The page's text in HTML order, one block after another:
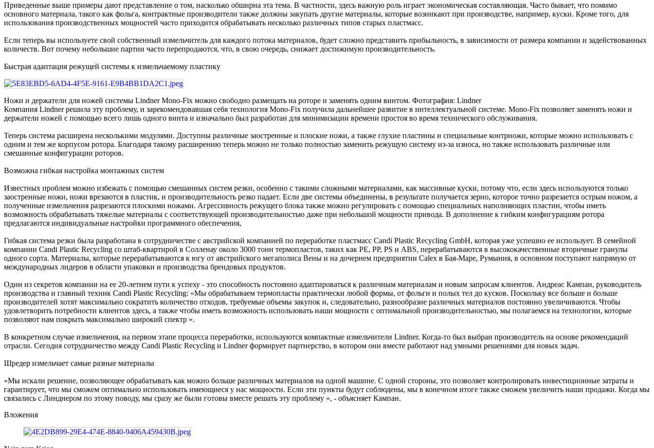
Приведенные выше примеры дают представление о том, насколько обширна эта тема. В частности, здесь важную роль играет экономическая составляющая. Часто бывает, что помимо
основного материала, такого как фольга, контрактные производители также должны закупать другие материалы, которые возникают при производстве, например, куски. Кроме того, для
использования производственных мощностей часто приходится обрабатывать несколько различных типов старых пластмасс.
Если теперь вы используете свой собственный измельчитель для каждого потока материалов, будет сложно представить прибыльность, в зависимости от размера компании и задействованных
количеств. Вот почему небольшие партии часто перепродаются, что, в свою очередь, снижает достижимую производительность.
Быстрая адаптация режущей системы к измельчаемому пластику
Ножи и держатели для ножей системы Lindner Mono-Fix можно свободно размещать на роторе и заменять одним винтом. Фотография: Lindner
Компания Lindner решила эту проблему, и зарекомендовавшая себя технология Mono-Fix получила дальнейшее развитие в интеллектуальной системе. Mono-Fix позволяет заменять ножи и
держатели ножей с помощью всего лишь одного винта и изначально был разработан для минимизации времени простоя во время технического обслуживания.
Теперь система расширена несколькими модулями. Доступны различные заостренные и плоские ножи, а также глухие пластины и специальные контрножи, которые можно использовать с
одним и тем же корпусом ротора. Благодаря такому расширению теперь можно не только полностью заменить режущую систему из-за износа, но также использовать различные или
смешанные конфигурации роторов.
Возможна гибкая настройка монтажных систем
Известных проблем можно избежать с помощью смешанных систем резки, особенно с такими сложными материалами, как массивные куски, потому что, если здесь используются только
заостренные ножи, ножи врезаются в пластик, и производительность резко падает. Если две системы объединены, в результате получается зерно, которое точно разрезается острым ножом, а
полученные измельчения разрезаются плоскими ножами. Агрессивность режущего блока также можно регулировать с помощью специальных наполняющих пластин, чтобы иметь
возможность обрабатывать тяжелые материалы с соответствующей производительностью даже при небольшой мощности привода. В дополнение к гибким конфигурациям ротора
предлагаются индивидуальные настройки программного обеспечения,
Гибкая система резки была разработана в сотрудничестве с австрийской компанией по переработке пластмасс Candi Plastic Recycling GmbH, которая уже успешно ее использует. В семейной
компании Candi Plastic Recycling со штаб-квартирой в Солленау около 3000 тонн термопластов, таких как PE, PP, PS и ABS, перерабатываются в высококачественные вторичные гранулы
одного сорта. Материалы, которые перерабатываются к югу от австрийского мегаполиса Вены и на дочернем предприятии Calex в Бая-Маре, Румыния, в основном поступают напрямую от
международных лидеров в области упаковки и производства брендовых продуктов.
Один из секретов компании на ее 20-летнем пути к успеху - это способность постоянно адаптироваться к различным материалам и новым запросам клиентов. Андреас Кампан, руководитель
производства и главный техник Candi Plastic Recycling: «Мы обрабатываем термопласты практически любой формы, от фольги и полых тел до кусков. Поскольку все больше и больше
производителей хотят максимально сократить количество отходов, требуемые объемы закупок и, следовательно, разнообразие различных материалов постоянно увеличиваются. Чтобы
удовлетворить потребности клиентов здесь, а также чтобы иметь возможность использовать наши мощности с оптимальной производительностью, мы полагаемся на технологии, которые
позволяют нам покрыть максимально широкий спектр ».
В конкретном случае измельчения, на первом этапе процесса переработки, используются компактные измельчители Lindner. Когда-то был выбран производитель на основе рекомендаций
отрасли. Сегодня сотрудничество между Candi Plastic Recycling и Lindner формирует партнерство, в котором они вместе работают над умными решениями для новых задач.
Шредер измельчает самые разные материалы
«Мы искали решение, позволяющее обрабатывать как можно больше различных материалов на одной машине. С одной стороны, это позволяет контролировать инвестиционные затраты и
гарантирует, что мы сможем оптимально использовать имеющиеся у нас мощности. Если эти пункты будут соблюдены, мы в конечном итоге также сможем увеличить наши продажи. Когда мы
связались с Линднером по этому поводу, мы сразу же были готовы вместе решать эту проблему », - объясняет Кампан.
Вложения